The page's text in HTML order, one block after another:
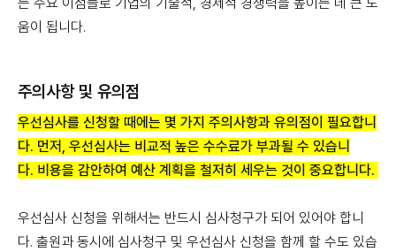
움이 됩니다.
주의사항 및 유의점
우선심사를 신청할 때에는 몇 가지 주의사항과 유의점이 필요합니
다. 먼저, 우선심사는 비교적 높은 수수료가 부과될 수 있습니
다. 비용을 감안하여 예산 계획을 철저히 세우는 것이 중요합니다.
우선심사 신청을 위해서는 반드시 심사청구가 되어 있어야 합니
다. 출원과 동시에 심사청구 및 우선심사 신청을 함께 할 수도 있습